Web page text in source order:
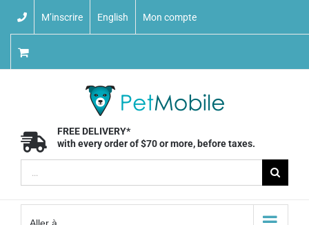
content
M’inscrire English Mon compte
FREE DELIVERY*
with every order of $70 or more, before taxes.
sur
le